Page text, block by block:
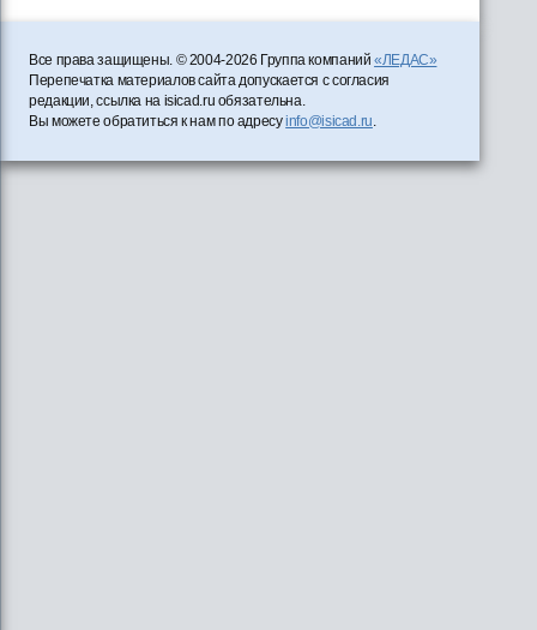
Все права защищены. © 2004-2026 Группа компаний«ЛЕДАС»
Перепечатка материалов сайта допускается с согласия
редакции, ссылка на isicad.ru обязательна.
Вы можете обратиться к нам по адресуinfo@isicad.ru.